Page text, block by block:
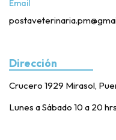
Email
Dirección
Crucero 1929 Mirasol,
Lunes a Sábado 10 a 20